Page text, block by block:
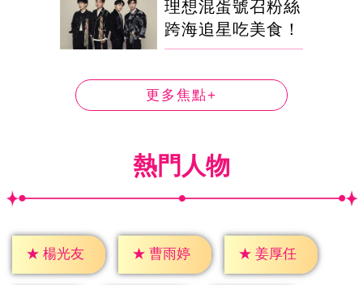
理想混蛋號召粉絲
跨海追星吃美食！
更多焦點+
熱門人物
★ 楊光友 ★ 曹雨婷 ★ 姜厚任